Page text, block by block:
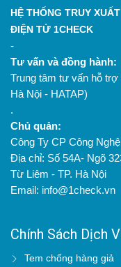
HỆ THỐNG TRUY
ĐIỆN TỬ 1CHECK
-
Tư vấn và đồng hành:
Trung tâm tư vấn hỗ trợ
Hà Nội - HATAP)
.
Chủ quản:
Công Ty CP Công
Địa chỉ: Số 54A- Ngõ
Từ Liêm - TP. Hà Nội
Email: info@1check.vn
Chính Sách Dịch
Tem chống hàng giả